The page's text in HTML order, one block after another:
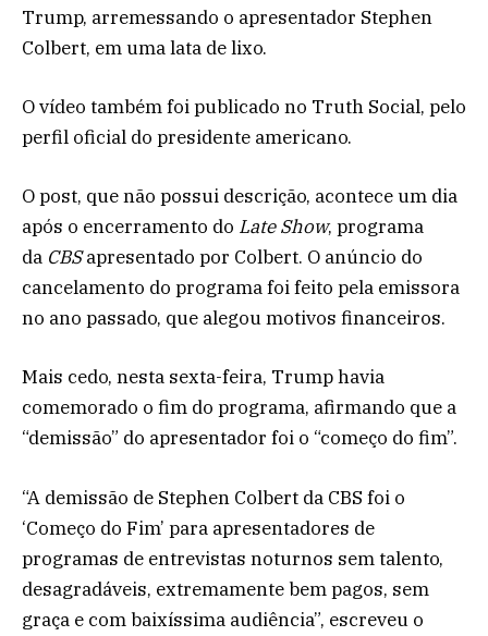
Trump, arremessando o apresentador Stephen
Colbert, em uma lata de lixo.
O vídeo também foi publicado no Truth Social, pelo
perfil oficial do presidente americano.
O post, que não possui descrição, acontece um dia
após o encerramento do Late Show, programa
da CBSapresentado por Colbert. O anúncio do
cancelamento do programa foi feito pela emissora
no ano passado, que alegou motivos financeiros.
Mais cedo, nesta sexta-feira, Trump havia
comemorado o fim do programa, afirmando que a
“demissão” do apresentador foi o “começo do fim”.
“A demissão de Stephen Colbert da CBS foi o
‘Começo do Fim’ para apresentadores de
programas de entrevistas noturnos sem talento,
desagradáveis, extremamente bem pagos, sem
graça e com baixíssima audiência”, escreveu o